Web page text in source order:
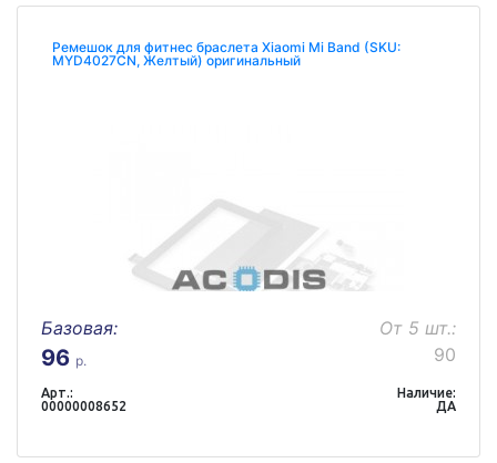
Ремешок для фитнес браслета Xiaomi Mi Band (SKU:
MYD4027CN, Желтый) оригинальный
Базовая:
96 р.
От 5 шт.:
90
Арт.:
00000008652
Наличие:
ДА